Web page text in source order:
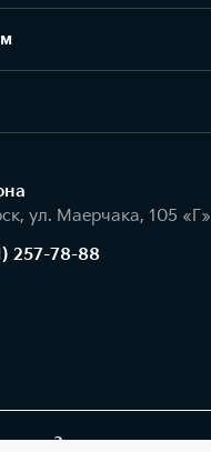
ул. Маерчака, 105 «Г»
257-78-88
Заказать звонок